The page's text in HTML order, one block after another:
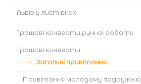
Львів у листівках
Грошові конверти ручної роботи
Грошові конверти
Загальні привітання
Привітання молодому подружжю